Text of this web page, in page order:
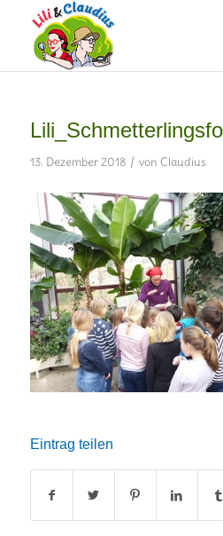
13. Dezember 2018 / von Claudius
Eintrag teilen